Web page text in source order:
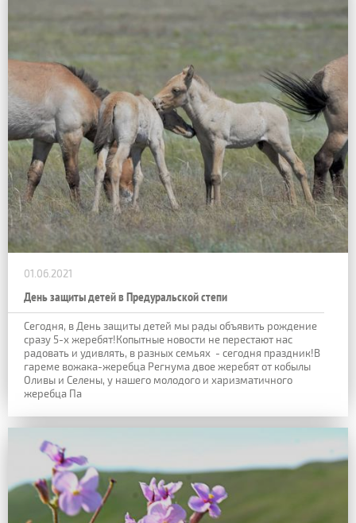
01.06.2021
День защиты детей в Предуральской степи
Сегодня, в День защиты детей мы рады объявить рождение
сразу 5-х жеребят!Копытные новости не перестают нас
радовать и удивлять, в разных семьях - сегодня праздник!В
гареме вожака-жеребца Регнума двое жеребят от кобылы
Оливы и Селены, у нашего молодого и харизматичного
жеребца Па